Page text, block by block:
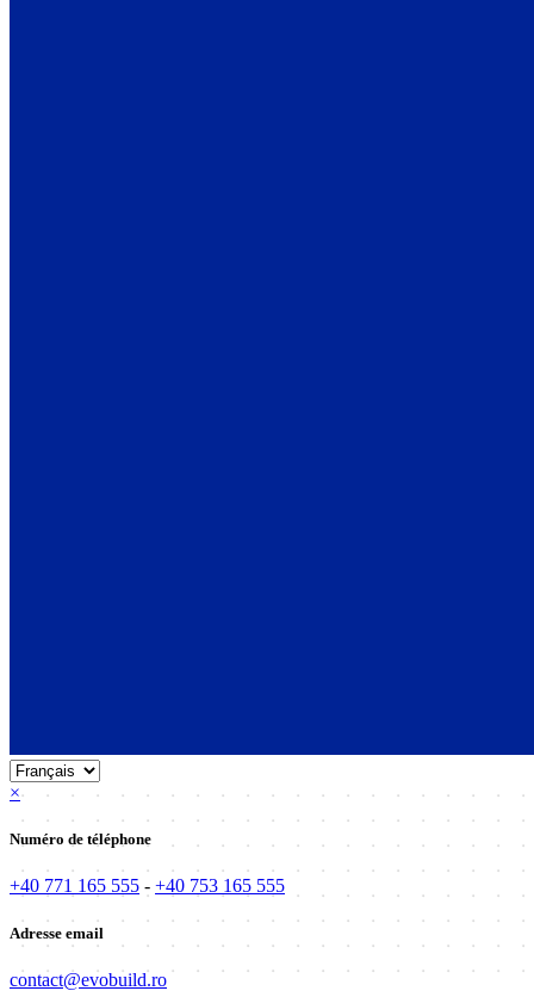
×
Numéro de téléphone
+40 771 165 555 - +40 753 165 555
Adresse email
contact@evobuild.ro